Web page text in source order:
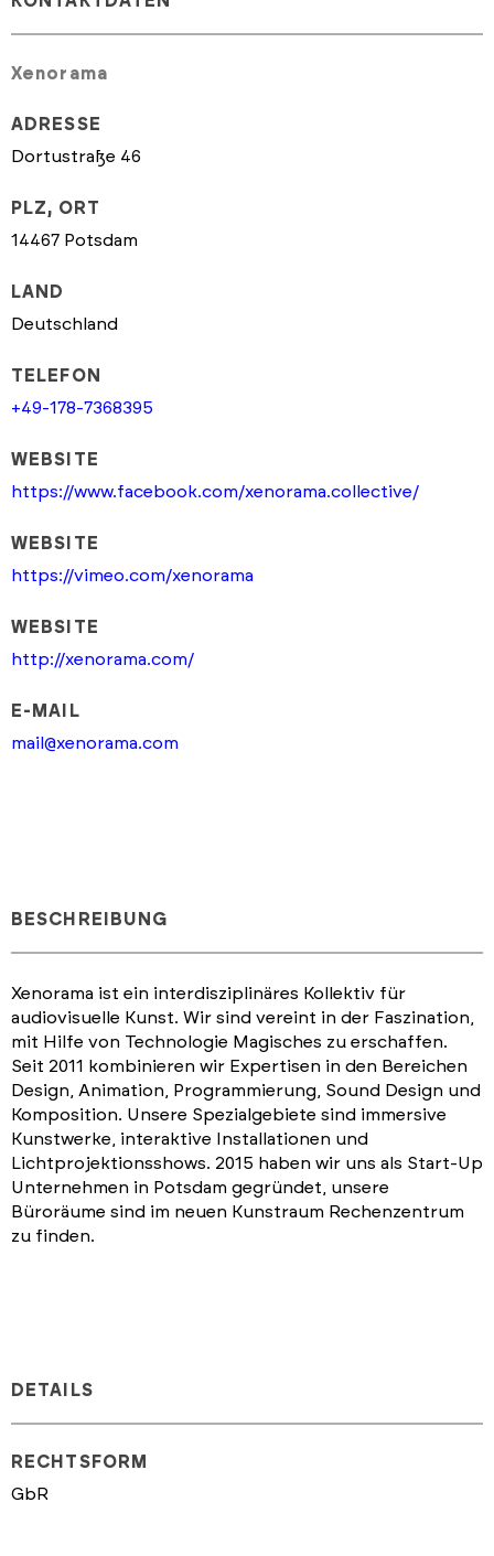
Xenorama
ADRESSE
Dortustraße 46
PLZ, ORT
14467 Potsdam
LAND
Deutschland
TELEFON
+49-178-7368395
WEBSITE
https://www.facebook.com/xenorama.collective/
WEBSITE
https://vimeo.com/xenorama
WEBSITE
http://xenorama.com/
E-MAIL
mail@xenorama.com
BESCHREIBUNG
Xenorama ist ein interdisziplinäres Kollektiv für
audiovisuelle Kunst. Wir sind vereint in der Faszination,
mit Hilfe von Technologie Magisches zu erschaffen.
Seit 2011 kombinieren wir Expertisen in den Bereichen
Design, Animation, Programmierung, Sound Design und
Komposition. Unsere Spezialgebiete sind immersive
Kunstwerke, interaktive Installationen und
Lichtprojektionsshows. 2015 haben wir uns als Start-Up
Unternehmen in Potsdam gegründet, unsere
Büroräume sind im neuen Kunstraum Rechenzentrum
zu finden.
DETAILS
RECHTSFORM
GbR